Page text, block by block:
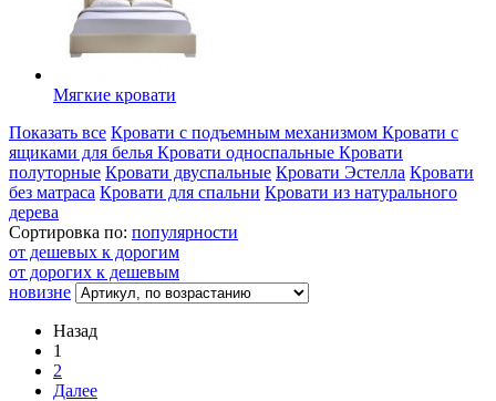
Мягкие кровати
Показать все Кровати с подъемным механизмом Кровати с
ящиками для белья Кровати односпальные Кровати
полуторные Кровати двуспальные Кровати Эстелла Кровати
без матраса Кровати для спальни Кровати из натурального
дерева
Сортировка по: популярности
от дешевых к дорогим
от дорогих к дешевым
новизне
Назад
1
2
Далее